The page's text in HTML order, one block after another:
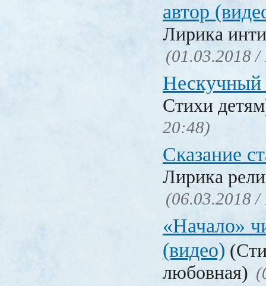
автор
Лирика
(01.03.2018 /
Нескучный
Стихи
20:48)
Сказание
Лирика
(06.03.2018 /
«Начало»
(видео)
любовная)